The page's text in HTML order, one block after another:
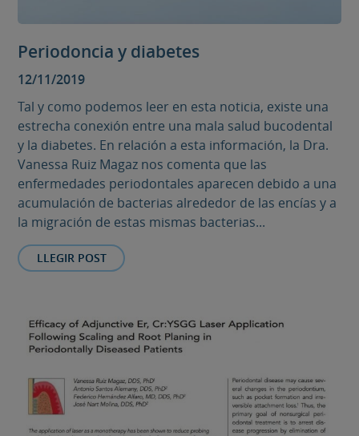
Periodoncia y diabetes
12/11/2019
Tal y como podemos leer en esta noticia, existe una
estrecha conexión entre una mala salud bucodental
y la diabetes. En relación a esta información, la Dra.
Vanessa Ruiz Magaz nos comenta que las
enfermedades periodontales aparecen debido a una
acumulación de bacterias alrededor de las encías y a
la migración de estas mismas bacterias...
LLEGIR POST